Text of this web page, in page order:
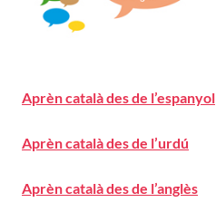
Aprèn català des de l’espanyol
Aprèn català des de l’urdú
Aprèn català des de l’anglès